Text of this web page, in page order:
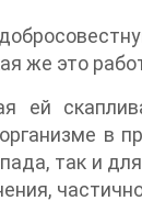
же это
ей
в
так и